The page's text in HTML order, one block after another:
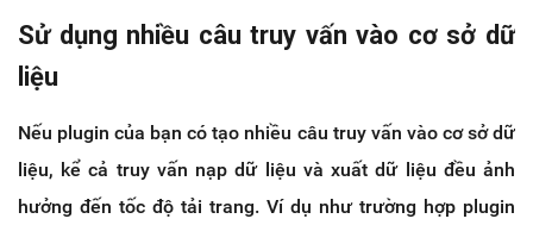
Sử dụng nhiều câu truy vấn vào cơ sở dữ
liệu
Nếu plugin của bạn có tạo nhiều câu truy vấn vào cơ sở dữ
liệu, kể cả truy vấn nạp dữ liệu và xuất dữ liệu đều ảnh
hưởng đến tốc độ tải trang. Ví dụ như trường hợp plugin